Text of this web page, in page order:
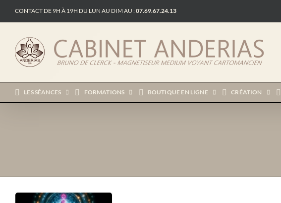
contenu
CONTACT DE 9H À 19H DU LUN AU DIM AU :07.69.67.24.13
LES SÉANCES FORMATIONS BOUTIQUE EN LIGNE CRÉATION